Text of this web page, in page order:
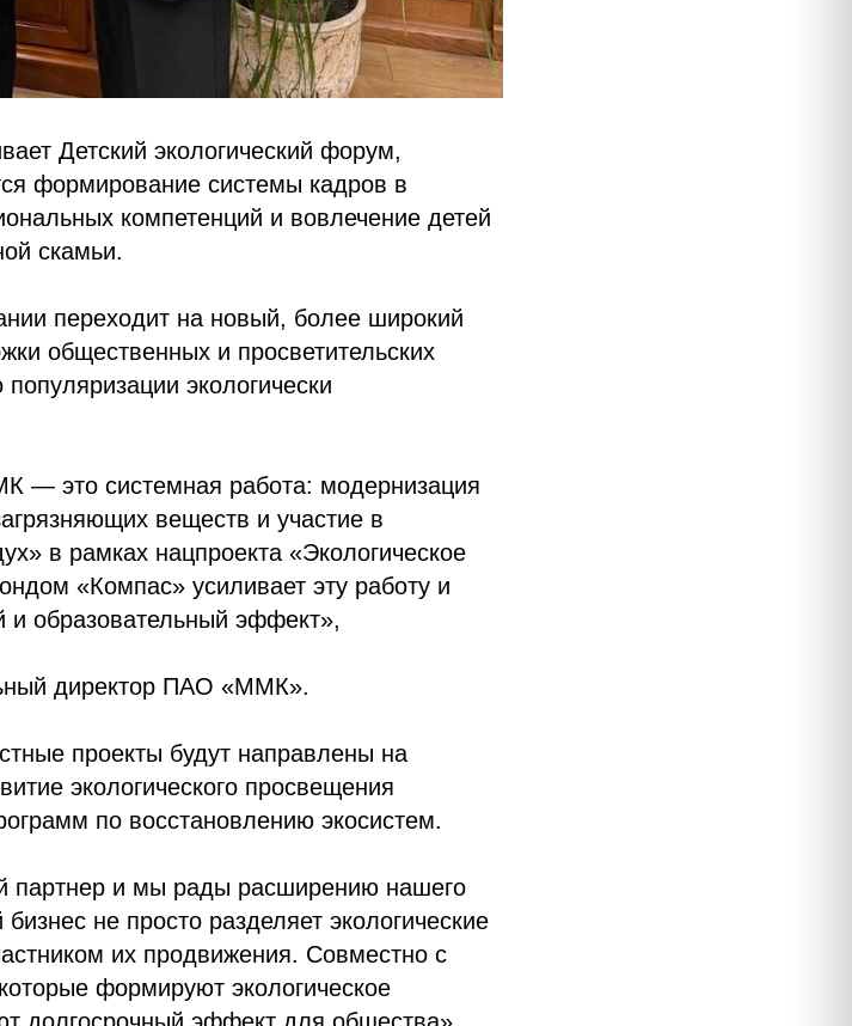
Детский экологический форум,
формирование системы кадров в
компетенций и вовлечение детей
скамьи.
переходит на новый, более широкий
общественных и просветительских
экологически
— это системная работа: модернизация
веществ и участие в
в рамках нацпроекта «Экологическое
«Компас» усиливает эту работу и
и образовательный эффект»,
директор ПАО «ММК».
проекты будут направлены на
экологического просвещения
по восстановлению экосистем.
и мы рады расширению нашего
не просто разделяет экологические
их продвижения. Совместно с
формируют экологическое